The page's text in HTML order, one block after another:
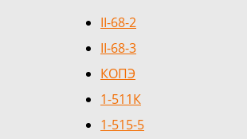
II-68-2
II-68-3
КОПЭ
1-511К
1-515-5